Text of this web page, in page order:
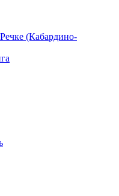
(Кабардино-